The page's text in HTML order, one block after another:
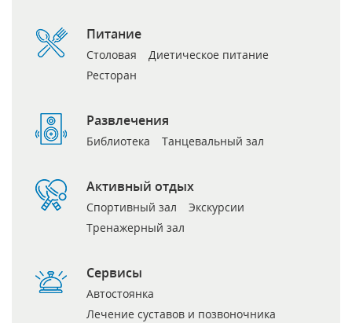
Питание
Столовая
Диетическое питание
Ресторан
Развлечения
Библиотека Танцевальный зал
Активный отдых
Спортивный зал
Экскурсии
Тренажерный зал
Сервисы
Автостоянка
Лечение суставов и позвоночника